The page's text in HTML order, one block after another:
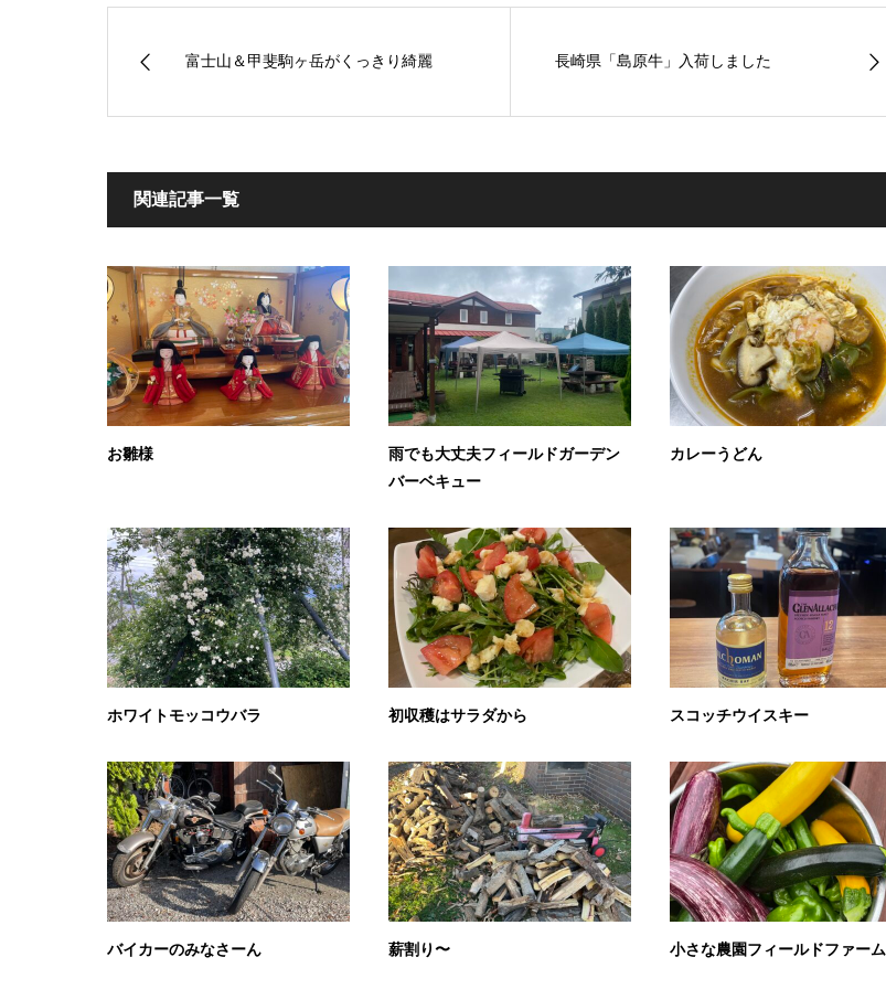
富士山＆甲斐駒ヶ岳がくっきり綺麗 長崎県「島原牛」入荷しました
関連記事一覧
お雛様
雨でも大丈夫フィールドガーデン
バーベキュー
カレーうどん
ホワイトモッコウバラ 初収穫はサラダから スコッチウイスキー
バイカーのみなさーん 薪割り〜 小さな農園フィールドファーム